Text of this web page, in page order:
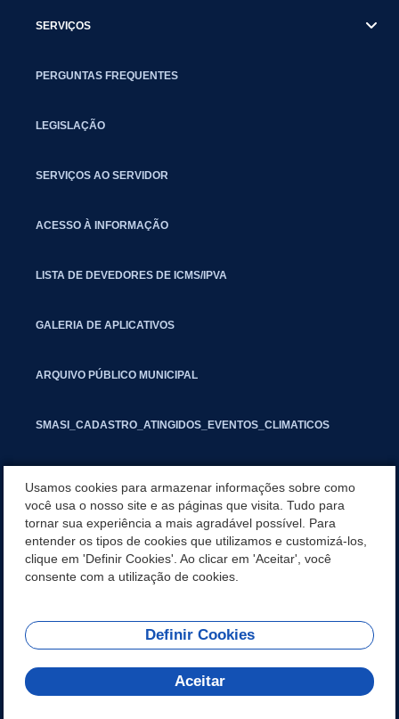
SERVIÇOS
PERGUNTAS FREQUENTES
LEGISLAÇÃO
SERVIÇOS AO SERVIDOR
ACESSO À INFORMAÇÃO
LISTA DE DEVEDORES DE ICMS/IPVA
GALERIA DE APLICATIVOS
ARQUIVO PÚBLICO MUNICIPAL
SMASI_CADASTRO_ATINGIDOS_EVENTOS_CLIMATICOS
INFORMATIVO PIT
SEGUNDA VIA IPTU
REDES SOCIAIS
Usamos cookies para armazenar informações sobre como
você usa o nosso site e as páginas que visita. Tudo para
tornar sua experiência a mais agradável possível. Para
entender os tipos de cookies que utilizamos e customizá-los,
clique em 'Definir Cookies'. Ao clicar em 'Aceitar', você
consente com a utilização de cookies.
Definir Cookies
Aceitar